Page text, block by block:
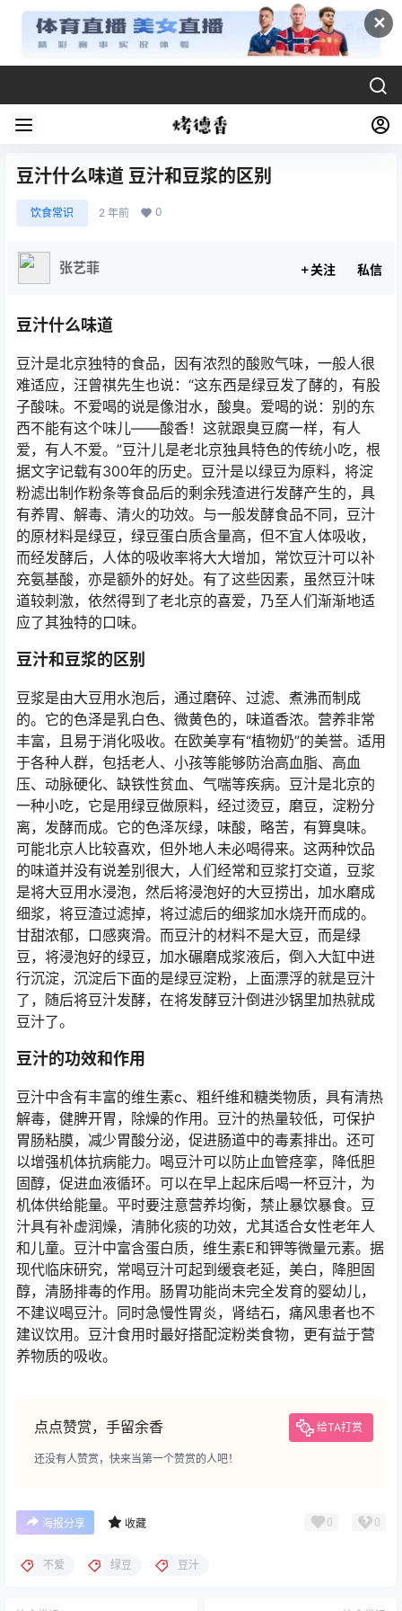
✕
豆汁什么味道 豆汁和豆浆的区别
饮食常识 2 年前 0
张艺菲 关注 私信
豆汁什么味道
豆汁是北京独特的食品，因有浓烈的酸败气味，一般人很
难适应，汪曾祺先生也说：“这东西是绿豆发了酵的，有股
子酸味。不爱喝的说是像泔水，酸臭。爱喝的说：别的东
西不能有这个味儿——酸香！这就跟臭豆腐一样，有人
爱，有人不爱。”豆汁儿是老北京独具特色的传统小吃，根
据文字记载有300年的历史。豆汁是以绿豆为原料，将淀
粉滤出制作粉条等食品后的剩余残渣进行发酵产生的，具
有养胃、解毒、清火的功效。与一般发酵食品不同，豆汁
的原材料是绿豆，绿豆蛋白质含量高，但不宜人体吸收，
而经发酵后，人体的吸收率将大大增加，常饮豆汁可以补
充氨基酸，亦是额外的好处。有了这些因素，虽然豆汁味
道较刺激，依然得到了老北京的喜爱，乃至人们渐渐地适
应了其独特的口味。
豆汁和豆浆的区别
豆浆是由大豆用水泡后，通过磨碎、过滤、煮沸而制成
的。它的色泽是乳白色、微黄色的，味道香浓。营养非常
丰富，且易于消化吸收。在欧美享有“植物奶”的美誉。适用
于各种人群，包括老人、小孩等能够防治高血脂、高血
压、动脉硬化、缺铁性贫血、气喘等疾病。豆汁是北京的
一种小吃，它是用绿豆做原料，经过烫豆，磨豆，淀粉分
离，发酵而成。它的色泽灰绿，味酸，略苦，有算臭味。
可能北京人比较喜欢，但外地人未必喝得来。这两种饮品
的味道并没有说差别很大，人们经常和豆浆打交道，豆浆
是将大豆用水浸泡，然后将浸泡好的大豆捞出，加水磨成
细浆，将豆渣过滤掉，将过滤后的细浆加水烧开而成的。
甘甜浓郁，口感爽滑。而豆汁的材料不是大豆，而是绿
豆，将浸泡好的绿豆，加水碾磨成浆液后，倒入大缸中进
行沉淀，沉淀后下面的是绿豆淀粉，上面漂浮的就是豆汁
了，随后将豆汁发酵，在将发酵豆汁倒进沙锅里加热就成
豆汁了。
豆汁的功效和作用
豆汁中含有丰富的维生素c、粗纤维和糖类物质，具有清热
解毒，健脾开胃，除燥的作用。豆汁的热量较低，可保护
胃肠粘膜，减少胃酸分泌，促进肠道中的毒素排出。还可
以增强机体抗病能力。喝豆汁可以防止血管痉挛，降低胆
固醇，促进血液循环。可以在早上起床后喝一杯豆汁，为
机体供给能量。平时要注意营养均衡，禁止暴饮暴食。豆
汁具有补虚润燥，清肺化痰的功效，尤其适合女性老年人
和儿童。豆汁中富含蛋白质，维生素E和钾等微量元素。据
现代临床研究，常喝豆汁可起到缓衰老延，美白，降胆固
醇，清肠排毒的作用。肠胃功能尚未完全发育的婴幼儿，
不建议喝豆汁。同时急慢性胃炎，肾结石，痛风患者也不
建议饮用。豆汁食用时最好搭配淀粉类食物，更有益于营
养物质的吸收。
点点赞赏，手留余香 给TA打赏
还没有人赞赏，快来当第一个赞赏的人吧！
海报分享 收藏 0 0
不爱 绿豆 豆汁